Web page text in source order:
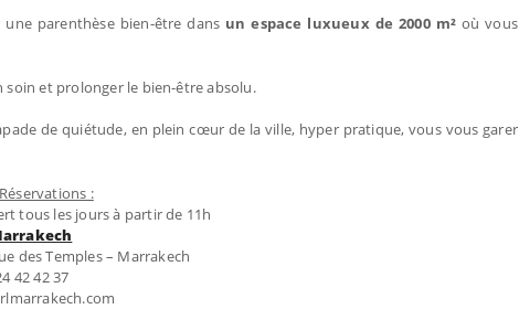
parenthèse bien-être dans un espace luxueux de 2000 m² où vous
soin et prolonger le bien-être absolu.
de quiétude, en plein cœur de la ville, hyper pratique, vous vous garer
:
tous les jours à partir de 11h
des Temples – Marrakech
42 42 37